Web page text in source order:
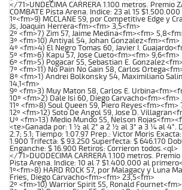
</71>UNDECIMA CARRERA 1.100 metros. Premio
COMBATE Pista Arena. Indice: 23 al 15
1º<fm>9) MCCLANE 59, por Competitive Edge y
Js, Joaquin Herrera<fm><fm> 3,5<fm>
2º <fm>7) Zim 57, Jaime Medina<fm><fm>
3º <fm>10) Antiyal 54, Johan Gonzalez<fm><fm>
4º <fm>4) El Negro Tomas 60, Javier I.
5º <fm>6) Kapu 57, Jose Cueto<fm><fm> 9,6<fm>
6º <fm>5) Pogacar 55, Sebastian E.
7º <fm>11) No Pain No Gain 58, Carlos
8º <fm>1) Andrei Bolkonsky 54, Maximiliano
14,1<fm>
9º <fm>3) Muy Maton 58, Carlos E.
10º <fm>2) Dale Isi 60, Diego
11º <fm>8) Soul Queen 59, Piero Reyes<fm><fm>
12º <fm>12) Soto De Angol 59, Jose D.
Uº <fm>13) Medio Mundo 55, Nelson
<te>Ganada por: 1 ½ al 2° a 2 ½ al 3° a 3 ¼ al 4°.
2.7; 5.1; Tiempo: 1:07.97 Prep.: Victor Moris
1.900 Trifecta: $ 93.250 Superfecta: $ 646.170
Enganche: $ 16.900 Retiros: Corrieron todos.<ql>
</71>DUODECIMA CARRERA 1.100 metros. Premio
Pista Arena. Indice: 10 al 7 $1.400.000 al
1º<fm>8) HARD ROCK 57, por Malagacy y Luna
Fries, Diego Carvacho<fm><fm> 23,5<fm>
2º <fm>10) Warrior Spirit 55, Ronald